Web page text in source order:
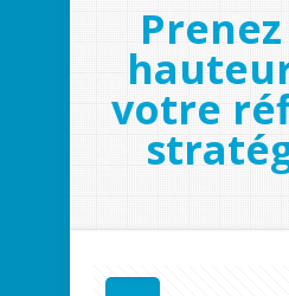
votre